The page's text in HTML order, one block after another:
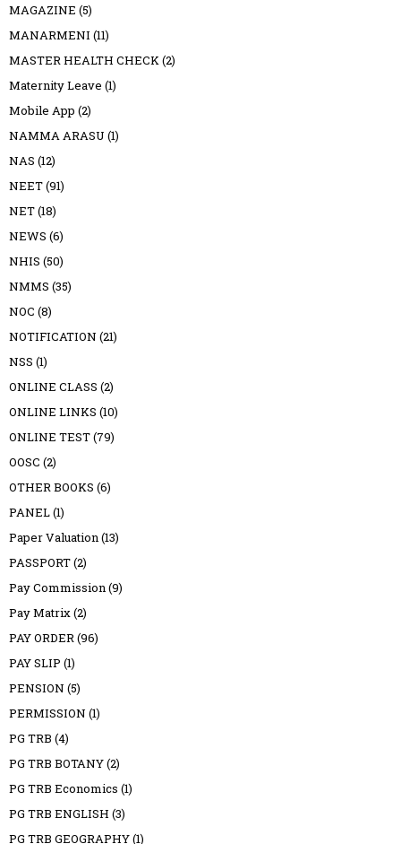
MAGAZINE (5)
MANARMENI (11)
MASTER HEALTH CHECK(2)
Maternity Leave (1)
Mobile App (2)
NAMMA ARASU (1)
NAS (12)
NEET(91)
NET(18)
NEWS (6)
NHIS (50)
NMMS (35)
NOC (8)
NOTIFICATION (21)
NSS (1)
ONLINE CLASS (2)
ONLINE LINKS (10)
ONLINE TEST(79)
OOSC (2)
OTHER BOOKS (6)
PANEL(1)
Paper Valuation(13)
PASSPORT(2)
Pay Commission(9)
Pay Matrix(2)
PAY ORDER(96)
PAY SLIP (1)
PENSION (5)
PERMISSION (1)
PG TRB (4)
PG TRB BOTANY(2)
PG TRB Economics (1)
PG TRB ENGLISH (3)
PG TRB GEOGRAPHY(1)